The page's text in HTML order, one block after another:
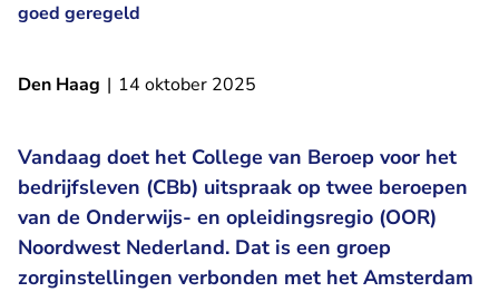
goed geregeld
Den Haag | 14 oktober 2025
Vandaag doet het College van Beroep voor het
bedrijfsleven (CBb) uitspraak op twee beroepen
van de Onderwijs- en opleidingsregio (OOR)
Noordwest Nederland. Dat is een groep
zorginstellingen verbonden met het Amsterdam